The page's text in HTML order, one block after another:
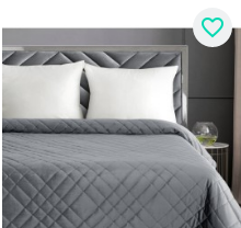
favorite_border